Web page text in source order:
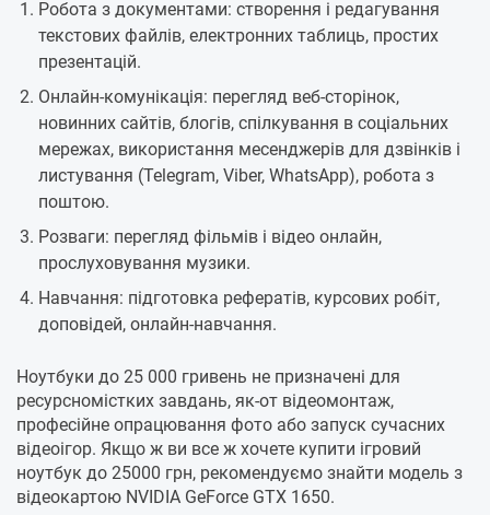
Робота з документами: створення і редагування
текстових файлів, електронних таблиць, простих
презентацій.
Онлайн-комунікація: перегляд веб-сторінок,
новинних сайтів, блогів, спілкування в соціальних
мережах, використання месенджерів для дзвінків і
листування (Telegram, Viber, WhatsApp), робота з
поштою.
Розваги: перегляд фільмів і відео онлайн,
прослуховування музики.
Навчання: підготовка рефератів, курсових робіт,
доповідей, онлайн-навчання.
Ноутбуки до 25 000 гривень не призначені для
ресурсномістких завдань, як-от відеомонтаж,
професійне опрацювання фото або запуск сучасних
відеоігор. Якщо ж ви все ж хочете купити ігровий
ноутбук до 25000 грн, рекомендуємо знайти модель з
відеокартою NVIDIA GeForce GTX 1650.